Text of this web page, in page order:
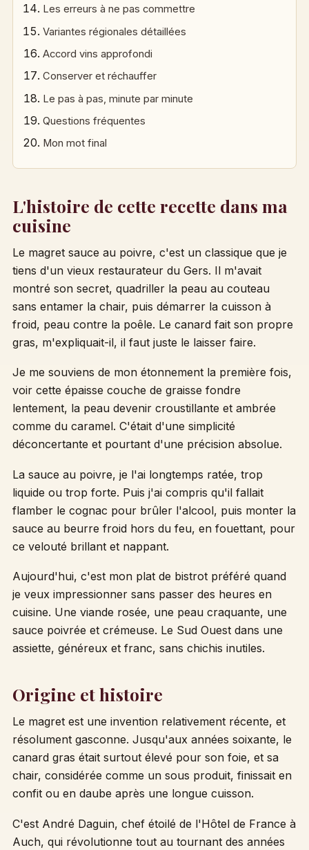
Les erreurs à ne pas commettre
Variantes régionales détaillées
Accord vins approfondi
Conserver et réchauffer
Le pas à pas, minute par minute
Questions fréquentes
Mon mot final
L'histoire de cette recette dans ma
cuisine
Le magret sauce au poivre, c'est un classique que je
tiens d'un vieux restaurateur du Gers. Il m'avait
montré son secret, quadriller la peau au couteau
sans entamer la chair, puis démarrer la cuisson à
froid, peau contre la poêle. Le canard fait son propre
gras, m'expliquait-il, il faut juste le laisser faire.
Je me souviens de mon étonnement la première fois,
voir cette épaisse couche de graisse fondre
lentement, la peau devenir croustillante et ambrée
comme du caramel. C'était d'une simplicité
déconcertante et pourtant d'une précision absolue.
La sauce au poivre, je l'ai longtemps ratée, trop
liquide ou trop forte. Puis j'ai compris qu'il fallait
flamber le cognac pour brûler l'alcool, puis monter la
sauce au beurre froid hors du feu, en fouettant, pour
ce velouté brillant et nappant.
Aujourd'hui, c'est mon plat de bistrot préféré quand
je veux impressionner sans passer des heures en
cuisine. Une viande rosée, une peau craquante, une
sauce poivrée et crémeuse. Le Sud Ouest dans une
assiette, généreux et franc, sans chichis inutiles.
Origine et histoire
Le magret est une invention relativement récente, et
résolument gasconne. Jusqu'aux années soixante, le
canard gras était surtout élevé pour son foie, et sa
chair, considérée comme un sous produit, finissait en
confit ou en daube après une longue cuisson.
C'est André Daguin, chef étoilé de l'Hôtel de France à
Auch, qui révolutionne tout au tournant des années